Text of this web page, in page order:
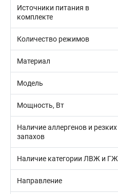
Источники питания в
комплекте
Количество режимов
Материал
Модель
Мощность, Вт
Наличие аллергенов и резких
запахов
Наличие категории ЛВЖ и ГЖ
Направление